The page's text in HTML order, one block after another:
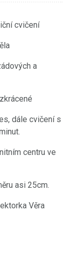
cvičení
a
dále cvičení s
centru ve
asi 25cm.
Věra